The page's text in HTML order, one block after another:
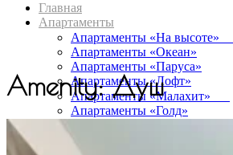
Главная
Апартаменты
Апартаменты «На высоте»⠀⠀
Апартаменты «Океан»
Апартаменты «Паруса»
Апартаменты «Лофт»
Апартаменты «Малахит»⠀⠀
Апартаменты «Голд»
Акции
Мероприятия
Amenity: Душ